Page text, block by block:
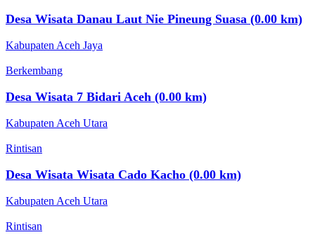
Desa Wisata Danau Laut Nie Pineung Suasa (0.00 km)
Kabupaten Aceh Jaya
Berkembang
Desa Wisata 7 Bidari Aceh (0.00 km)
Kabupaten Aceh Utara
Rintisan
Desa Wisata Wisata Cado Kacho (0.00 km)
Kabupaten Aceh Utara
Rintisan